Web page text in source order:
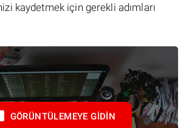
kaydetmek için gerekli adımları
GÖRÜNTÜLEMEYE GIDIN